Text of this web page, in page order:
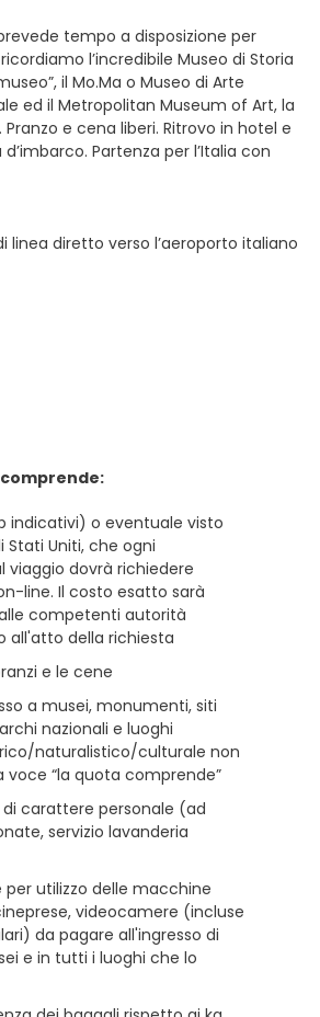
tempo a disposizione per
l’incredibile Museo di Storia
il Mo.Ma o Museo di Arte
ed il Metropolitan Museum of Art, la
e cena liberi. Ritrovo in hotel e
Partenza per l’Italia con
linea diretto verso l’aeroporto italiano
indicativi) o eventuale visto
Stati Uniti, che ogni
viaggio dovrà richiedere
line. Il costo esatto sarà
competenti autorità
all'atto della richiesta
e le cene
a musei, monumenti, siti
nazionali e luoghi
naturalistico/culturale non
voce “la quota comprende”
di carattere personale (ad
servizio lavanderia
per utilizzo delle macchine
videocamere (incluse
da pagare all'ingresso di
e in tutti i luoghi che lo